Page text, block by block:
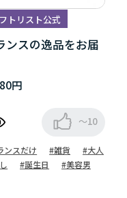
トリスト公式
ンスの逸品をお届
円
～10
ンスだけ #雑貨
#大人
#誕生日
#美容男